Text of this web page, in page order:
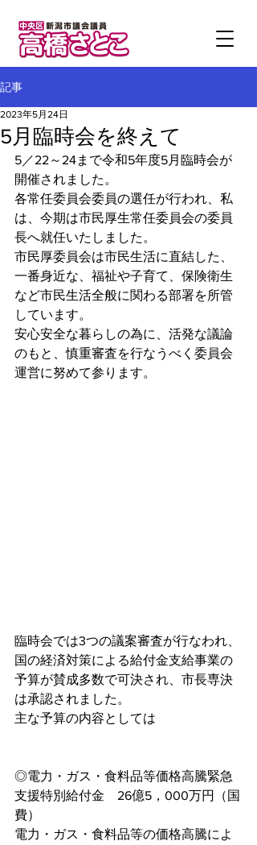
記事
5月臨時会を終えて
2023年5月24日
5／22～24まで令和5年度5月臨時会が
開催されました。
各常任委員会委員の選任が行われ、私
は、今期は市民厚生常任委員会の委員
長へ就任いたしました。
市民厚委員会は市民生活に直結した、
一番身近な、福祉や子育て、保険衛生
など市民生活全般に関わる部署を所管
しています。
安心安全な暮らしの為に、活発な議論
のもと、慎重審査を行なうべく委員会
運営に努めて参ります。
臨時会では3つの議案審査が行なわれ、
国の経済対策による給付金支給事業の
予算が賛成多数で可決され、市長専決
は承認されました。
主な予算の内容としては
◎電力・ガス・食料品等価格高騰緊急
支援特別給付金　26億5，000万円（国
費）
電力・ガス・食料品等の価格高騰によ